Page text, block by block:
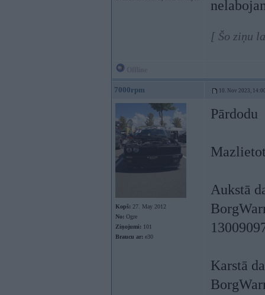
[ Šo ziņu
7000rpm 10. Nov 2023,
Kopš: 27. May 2012
No: Ogre
Ziņojumi: 101
Braucu ar: e30
Pārdodu
Aukstā
Karstā